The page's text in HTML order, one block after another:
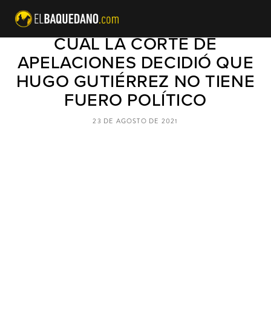
ESTA ES LA RAZÓN POR LA
CUAL LA CORTE DE
APELACIONES DECIDIÓ QUE
HUGO GUTIÉRREZ NO TIENE
FUERO POLÍTICO
23 DE AGOSTO DE 2021